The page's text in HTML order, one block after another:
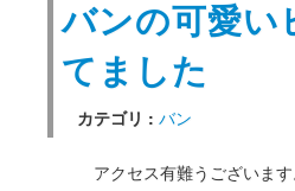
バンの可愛い
てました
カテゴリ : バン
アクセス有難うございます